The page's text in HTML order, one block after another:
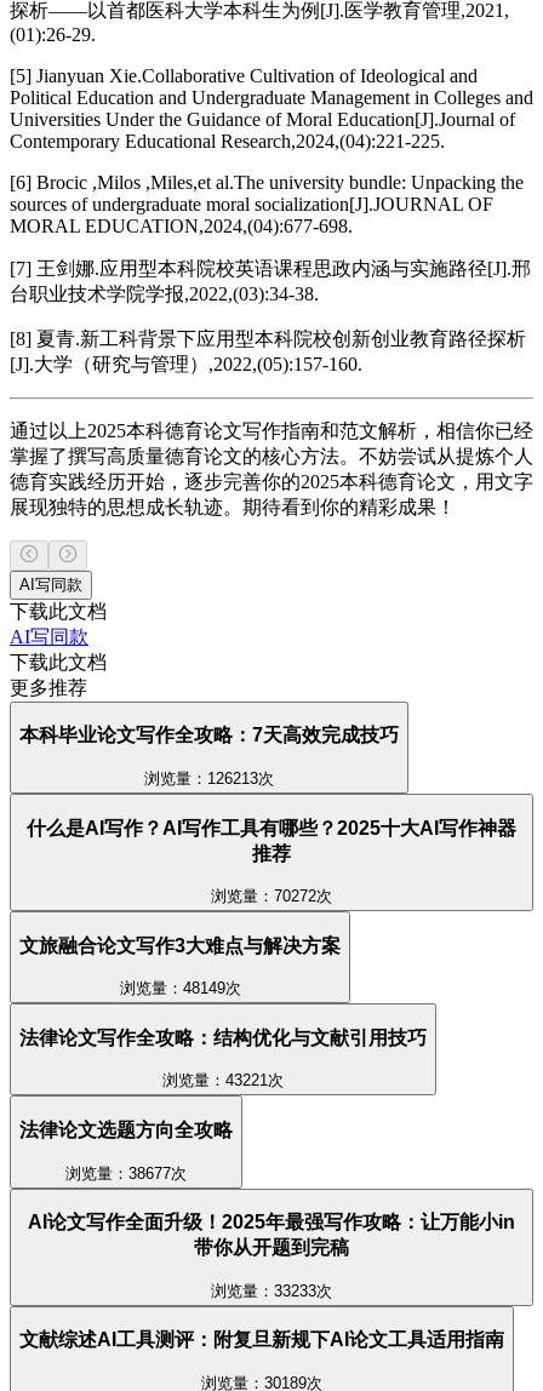
探析——以首都医科大学本科生为例[J].医学教育管理,2021,
(01):26-29.
[5] Jianyuan Xie.Collaborative Cultivation of Ideological and
Political Education and Undergraduate Management in Colleges and
Universities Under the Guidance of Moral Education[J].Journal of
Contemporary Educational Research,2024,(04):221-225.
[6] Brocic ,Milos ,Miles,et al.The university bundle: Unpacking the
sources of undergraduate moral socialization[J].JOURNAL OF
MORAL EDUCATION,2024,(04):677-698.
[7] 王剑娜.应用型本科院校英语课程思政内涵与实施路径[J].邢
台职业技术学院学报,2022,(03):34-38.
[8] 夏青.新工科背景下应用型本科院校创新创业教育路径探析
[J].大学（研究与管理）,2022,(05):157-160.
通过以上2025本科德育论文写作指南和范文解析，相信你已经
掌握了撰写高质量德育论文的核心方法。不妨尝试从提炼个人
德育实践经历开始，逐步完善你的2025本科德育论文，用文字
展现独特的思想成长轨迹。期待看到你的精彩成果！
AI写同款
下载此文档
AI写同款
下载此文档
更多推荐
本科毕业论文写作全攻略：7天高效完成技巧
浏览量：126213次
什么是AI写作？AI写作工具有哪些？2025十大AI写作神器
推荐
浏览量：70272次
文旅融合论文写作3大难点与解决方案
浏览量：48149次
法律论文写作全攻略：结构优化与文献引用技巧
浏览量：43221次
法律论文选题方向全攻略
浏览量：38677次
AI论文写作全面升级！2025年最强写作攻略：让万能小in
带你从开题到完稿
浏览量：33233次
文献综述AI工具测评：附复旦新规下AI论文工具适用指南
浏览量：30189次